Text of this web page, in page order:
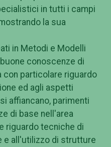
in tutti i campi
la sua
in Metodi e Modelli
conoscenze di
con particolare riguardo
ed agli aspetti
affiancano, parimenti
di base nell'area
riguardo tecniche di
e all'utilizzo di strutture